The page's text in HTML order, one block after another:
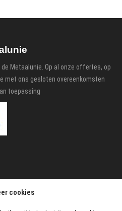
cookies
Metaalunie. Op al onze offertes, op
met ons gesloten overeenkomsten
toepassing